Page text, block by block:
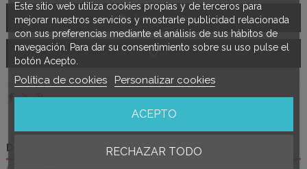
Añadir al carrito
Detalles del producto
Este sitio web utiliza cookies propias y de terceros para
mejorar nuestros servicios y mostrarle publicidad relacionada
con sus preferencias mediante el análisis de sus hábitos de
navegación. Para dar su consentimiento sobre su uso pulse el
botón Acepto.
Política de cookies Personalizar cookies
RECHAZAR TODO
ACEPTO